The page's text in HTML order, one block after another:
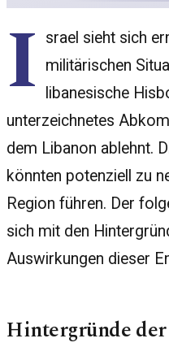
I
srael sieht sich
militärischen
libanesische
unterzeichnetes
dem Libanon ablehnt.
könnten potenziell zu
Region führen. Der
sich mit den
Auswirkungen dieser
Hintergründe